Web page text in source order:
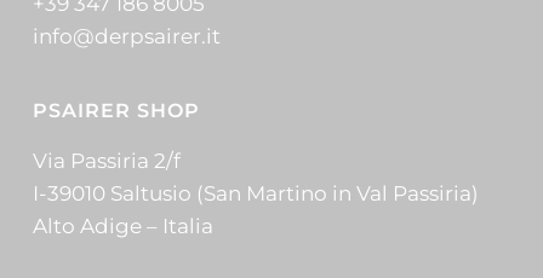
info@derpsairer.it
PSAIRER SHOP
Via Passiria 2/f
I-39010 Saltusio (San Martino in Val Passiria)
Alto Adige – Italia